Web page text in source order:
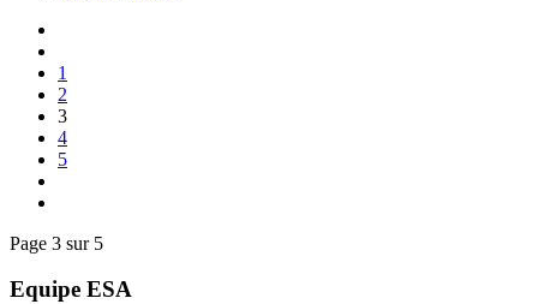
1
2
3
4
5
Page 3 sur 5
Equipe ESA